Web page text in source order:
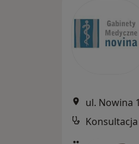
ul. Nowina